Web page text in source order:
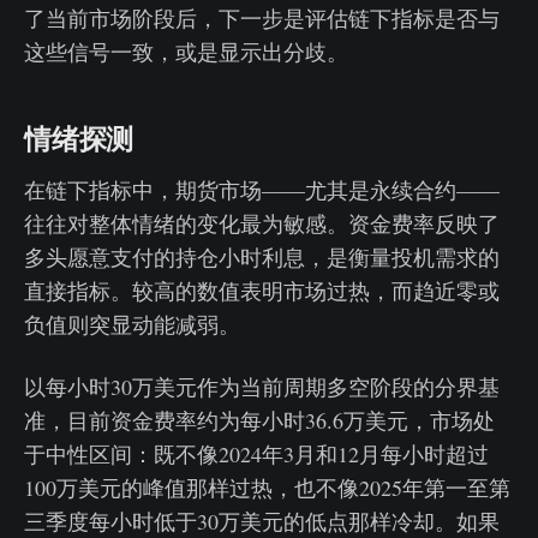
了当前市场阶段后，下一步是评估链下指标是否与
这些信号一致，或是显示出分歧。
情绪探测
在链下指标中，期货市场——尤其是永续合约——
往往对整体情绪的变化最为敏感。资金费率反映了
多头愿意支付的持仓小时利息，是衡量投机需求的
直接指标。较高的数值表明市场过热，而趋近零或
负值则突显动能减弱。
以每小时30万美元作为当前周期多空阶段的分界基
准，目前资金费率约为每小时36.6万美元，市场处
于中性区间：既不像2024年3月和12月每小时超过
100万美元的峰值那样过热，也不像2025年第一至第
三季度每小时低于30万美元的低点那样冷却。如果